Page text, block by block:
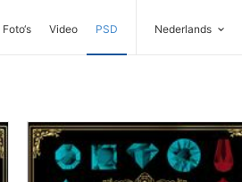
Foto‘s Video PSD Nederlands